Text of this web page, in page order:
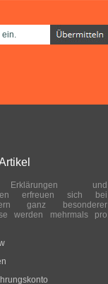
Erklärungen und
erfreuen sich bei
ganz besonderer
werden mehrmals pro